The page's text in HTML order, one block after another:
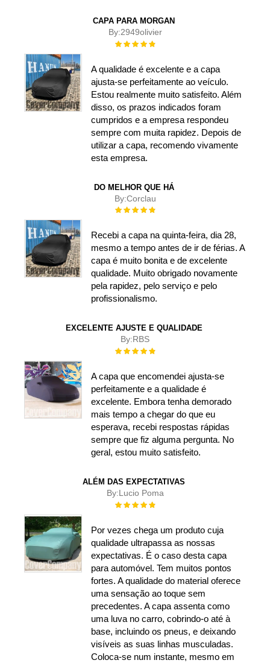
CAPA PARA MORGAN
By:2949olivier
Rating:
A qualidade é excelente e a capa
ajusta-se perfeitamente ao veículo.
Estou realmente muito satisfeito. Além
disso, os prazos indicados foram
cumpridos e a empresa respondeu
sempre com muita rapidez. Depois de
utilizar a capa, recomendo vivamente
esta empresa.
DO MELHOR QUE HÁ
By:Corclau
Rating:
Recebi a capa na quinta-feira, dia 28,
mesmo a tempo antes de ir de férias. A
capa é muito bonita e de excelente
qualidade. Muito obrigado novamente
pela rapidez, pelo serviço e pelo
profissionalismo.
EXCELENTE AJUSTE E QUALIDADE
By:RBS
Rating:
A capa que encomendei ajusta-se
perfeitamente e a qualidade é
excelente. Embora tenha demorado
mais tempo a chegar do que eu
esperava, recebi respostas rápidas
sempre que fiz alguma pergunta. No
geral, estou muito satisfeito.
ALÉM DAS EXPECTATIVAS
By:Lucio Poma
Rating:
Por vezes chega um produto cuja
qualidade ultrapassa as nossas
expectativas. É o caso desta capa
para automóvel. Tem muitos pontos
fortes. A qualidade do material oferece
uma sensação ao toque sem
precedentes. A capa assenta como
uma luva no carro, cobrindo-o até à
base, incluindo os pneus, e deixando
visíveis as suas linhas musculadas.
Coloca-se num instante, mesmo em